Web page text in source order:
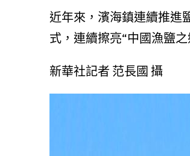
近年來，濱海鎮連續推進
式，連續擦亮“中國漁鹽
新華社記者 范長國 攝